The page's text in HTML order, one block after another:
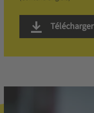
Télécharger